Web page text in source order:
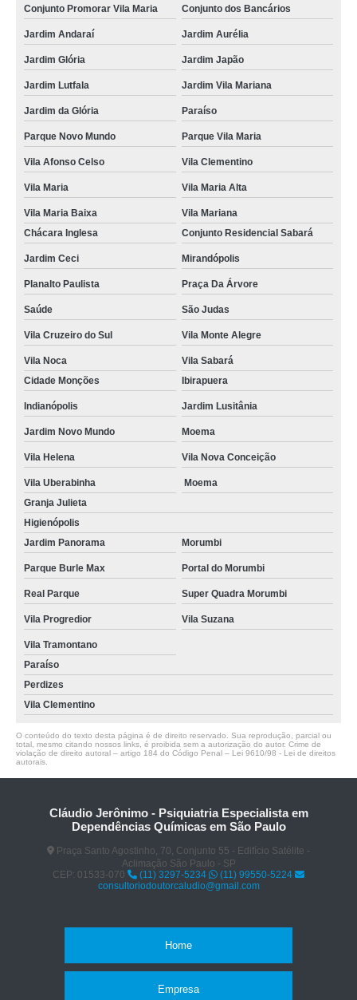
Conjunto Promorar Vila Maria Conjunto dos Bancários
Jardim Andaraí Jardim Aurélia
Jardim Glória Jardim Japão
Jardim Lutfala Jardim Vila Mariana
Jardim da Glória Paraíso
Parque Novo Mundo Parque Vila Maria
Vila Afonso Celso Vila Clementino
Vila Maria Vila Maria Alta
Vila Maria Baixa
Vila Mariana
Chácara Inglesa
Conjunto Residencial Sabará
Jardim Ceci Mirandópolis
Planalto Paulista Praça Da Árvore
Saúde São Judas
Vila Cruzeiro do Sul Vila Monte Alegre
Vila Noca
Vila Sabará
Cidade Monções
Ibirapuera
Indianópolis Jardim Lusitânia
Jardim Novo Mundo Moema
Vila Helena Vila Nova Conceição
Vila Uberabinha
Moema
Granja Julieta
Higienópolis
Jardim Panorama
Morumbi
Parque Burle Max Portal do Morumbi
Real Parque Super Quadra Morumbi
Vila Progredior Vila Suzana
Vila Tramontano
Paraíso
Perdizes
Vila Clementino
O conteúdo do texto desta página é de direito reservado. Sua reprodução, parcial ou
total, mesmo citando nossos links, é proibida sem a autorização do autor. Crime de
violação de direito autoral – artigo 184 do Código Penal – Lei 9610/98 - Lei de direitos
autorais
Cláudio Jerônimo - Psiquiatria Especialista em
Dependências Químicas em São Paulo
Praça Santo Agostinho, 70, Conjunto 55 - Edifício Satélite -
Aclimação São Paulo - SP
CEP: 01533-070
(11) 3297-5234
(11) 99550-5224
consultoriodoutorcaludio@gmail.com
Home
Empresa